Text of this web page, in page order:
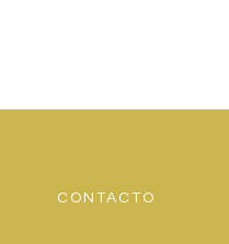
CONTACTO